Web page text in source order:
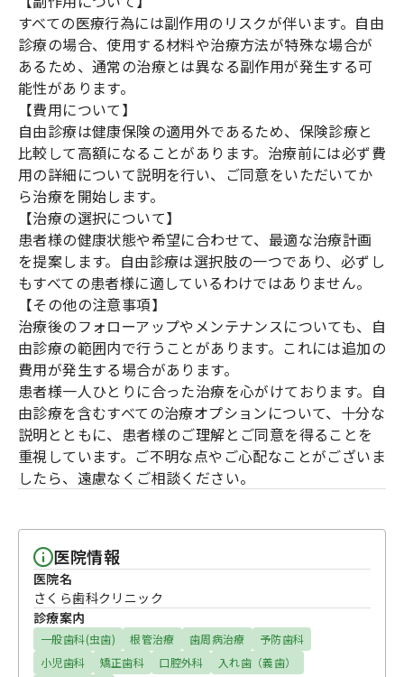
すべての医療行為には副作用のリスクが伴います。自由
診療の場合、使用する材料や治療方法が特殊な場合が
あるため、通常の治療とは異なる副作用が発生する可
能性があります。
【費用について】
自由診療は健康保険の適用外であるため、保険診療と
比較して高額になることがあります。治療前には必ず費
用の詳細について説明を行い、ご同意をいただいてか
ら治療を開始します。
【治療の選択について】
患者様の健康状態や希望に合わせて、最適な治療計画
を提案します。自由診療は選択肢の一つであり、必ずし
もすべての患者様に適しているわけではありません。
【その他の注意事項】
治療後のフォローアップやメンテナンスについても、自
由診療の範囲内で行うことがあります。これには追加の
費用が発生する場合があります。
患者様一人ひとりに合った治療を心がけております。自
由診療を含むすべての治療オプションについて、十分な
説明とともに、患者様のご理解とご同意を得ることを
重視しています。ご不明な点やご心配なことがございま
したら、遠慮なくご相談ください。
医院情報
医院名
さくら歯科クリニック
診療案内
一般歯科(虫歯) 根管治療 歯周病治療
予防歯科
小児歯科
矯正歯科 口腔外科
入れ歯（義歯）